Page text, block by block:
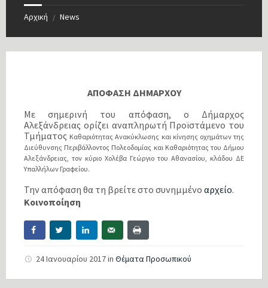
Αρχική / News
ΑΠΟΦΑΣΗ ΔΗΜΑΡΧΟΥ
Με σημερινή του απόφαση, ο Δήμαρχος
Αλεξάνδρειας ορίζει αναπληρωτή Προϊστάμενο του
Τμήματος Καθαριότητας Ανακύκλωσης και κίνησης οχημάτων της
Διεύθυνσης Περιβάλλοντος Πολεοδομίας και Καθαριότητας του Δήμου
Αλεξάνδρειας, τον κύριο Χολέβα Γεώργιο του Αθανασίου, κλάδου ΔΕ
Υπαλλήλων Γραφείου.
Την απόφαση θα τη βρείτε στο συνημμένο αρχείο.
Κοινοποίηση
24 Ιανουαρίου 2017in Θέματα Προσωπικού